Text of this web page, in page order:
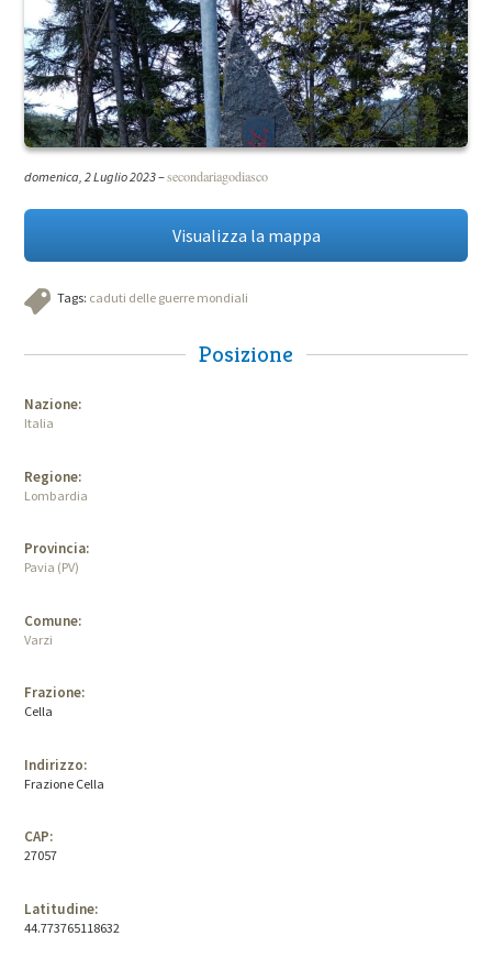
domenica, 2 Luglio 2023–secondariagodiasco
Visualizza la mappa
Tags: caduti delle guerre mondiali
Posizione
Nazione:
Italia
Regione:
Lombardia
Provincia:
Pavia (PV)
Comune:
Varzi
Frazione:
Cella
Indirizzo:
Frazione Cella
CAP:
27057
Latitudine:
44.773765118632